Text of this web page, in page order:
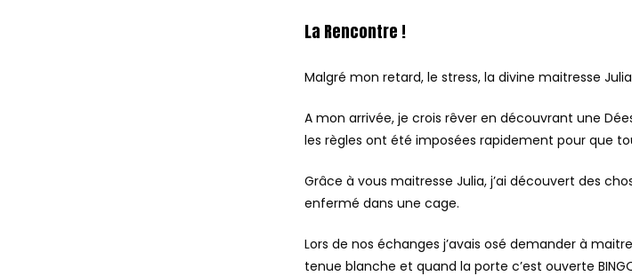
La Rencontre !
Malgré mon retard, le stress, la divine maitresse
A mon arrivée, je crois rêver en découvrant une
les règles ont été imposées rapidement pour que
Grâce à vous maitresse Julia, j’ai découvert des
enfermé dans une cage.
Lors de nos échanges j’avais osé demander à
tenue blanche et quand la porte c’est ouverte